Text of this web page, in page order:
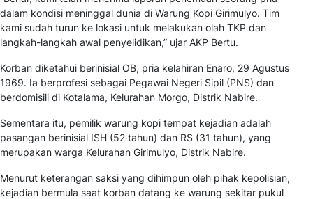
dalam kondisi meninggal dunia di Warung Kopi Girimulyo. Tim
kami sudah turun ke lokasi untuk melakukan olah TKP dan
langkah-langkah awal penyelidikan,” ujar AKP Bertu.
Korban diketahui berinisial OB, pria kelahiran Enaro, 29 Agustus
1969. Ia berprofesi sebagai Pegawai Negeri Sipil (PNS) dan
berdomisili di Kotalama, Kelurahan Morgo, Distrik Nabire.
Sementara itu, pemilik warung kopi tempat kejadian adalah
pasangan berinisial ISH (52 tahun) dan RS (31 tahun), yang
merupakan warga Kelurahan Girimulyo, Distrik Nabire.
Menurut keterangan saksi yang dihimpun oleh pihak kepolisian,
kejadian bermula saat korban datang ke warung sekitar pukul